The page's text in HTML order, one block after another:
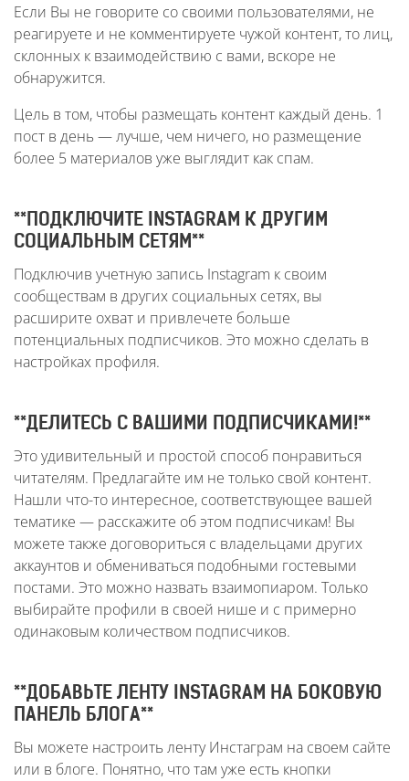
Если Вы не говорите со своими пользователями, не
реагируете и не комментируете чужой контент, то лиц,
склонных к взаимодействию с вами, вскоре не
обнаружится.
Цель в том, чтобы размещать контент каждый день. 1
пост в день — лучше, чем ничего, но размещение
более 5 материалов уже выглядит как спам.
**ПОДКЛЮЧИТЕ INSTAGRAM К ДРУГИМ
СОЦИАЛЬНЫМ СЕТЯМ**
Подключив учетную запись Instagram к своим
сообществам в других социальных сетях, вы
расширите охват и привлечете больше
потенциальных подписчиков. Это можно сделать в
настройках профиля.
**ДЕЛИТЕСЬ С ВАШИМИ ПОДПИСЧИКАМИ!**
Это удивительный и простой способ понравиться
читателям. Предлагайте им не только свой контент.
Нашли что-то интересное, соответствующее вашей
тематике — расскажите об этом подписчикам! Вы
можете также договориться с владельцами других
аккаунтов и обмениваться подобными гостевыми
постами. Это можно назвать взаимопиаром. Только
выбирайте профили в своей нише и с примерно
одинаковым количеством подписчиков.
**ДОБАВЬТЕ ЛЕНТУ INSTAGRAM НА БОКОВУЮ
ПАНЕЛЬ БЛОГА**
Вы можете настроить ленту Инстаграм на своем сайте
или в блоге. Понятно, что там уже есть кнопки